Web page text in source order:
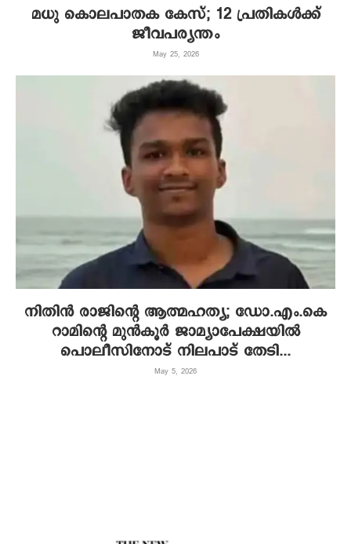
മധു കൊലപാതക കേസ്; 12 പ്രതികൾക്ക്
ജീവപര്യന്തം
May 25, 2026
നിതിൻ രാജിന്റെ ആത്മഹത്യ; ഡോ.എം.കെ
റാമിന്റെ മുൻകൂർ ജാമ്യാപേക്ഷയിൽ
പൊലീസിനോട് നിലപാട് തേടി...
May 5, 2026